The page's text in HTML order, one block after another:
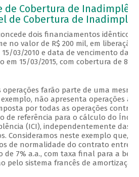
de Cobertura de
de Cobertura de
dois financiamentos idênticos
no valor de R$ 200 mil, em liberação
03/2010 e data de vencimento da
15/03/2015, com cobertura de 80%
operações farão parte de uma mesma
não apresenta operações
por todas as operações
de referência para o cálculo do
(ICI), independentemente das
Consideramos neste exemplo que,
de normalidade do contrato entre
de 7% a.a., com taxa final para a
pelo sistema francês de amortização.